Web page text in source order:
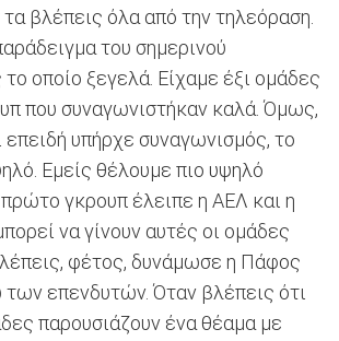
βλέπεις όλα από την τηλεόραση.
του σημερινού
οποίο ξεγελά. Είχαμε έξι ομάδες
που συναγωνιστήκαν καλά. Όμως,
επειδή υπήρχε συναγωνισμός, το
Εμείς θέλουμε πιο υψηλό
γκρουπ έλειπε η ΑΕΛ και η
να γίνουν αυτές οι ομάδες
φέτος, δυνάμωσε η Πάφος
επενδυτών. Όταν βλέπεις ότι
παρουσιάζουν ένα θέαμα με